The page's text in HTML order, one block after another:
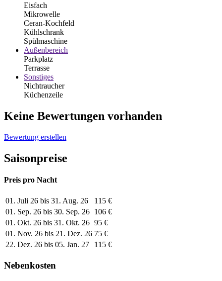
Eisfach
Mikrowelle
Ceran-Kochfeld
Kühlschrank
Spülmaschine
Außenbereich
Parkplatz
Terrasse
Sonstiges
Nichtraucher
Küchenzeile
Keine Bewertungen vorhanden
Bewertung erstellen
Saisonpreise
Preis pro Nacht
01. Juli 26 bis 31. Aug. 26
115 €
01. Sep. 26 bis 30. Sep. 26 106 €
01. Okt. 26 bis 31. Okt. 26 95 €
01. Nov. 26 bis 21. Dez. 26 75 €
22. Dez. 26 bis 05. Jan. 27
115 €
Nebenkosten